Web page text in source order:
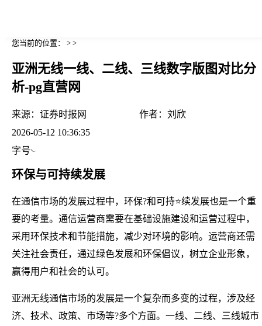
您当前的位置： > >
亚洲无线一线、二线、三线数字版图对比分
析-pg直营网
来源： 证券时报网 作者： 刘欣
2026-05-12 10:36:35
字号
环保与可持续发展
在通信市场的发展过程中，环保?和可持⭐续发展也是一个重
要的考量。通信运营商需要在基础设施建设和运营过程中，
采用环保技术和节能措施，减少对环境的影响。运营商还需
关注社会责任，通过绿色发展和环保倡议，树立企业形象，
赢得用户和社会的认可。
亚洲无线通信市场的发展是一个复杂而多变的过程，涉及经
济、技术、政策、市场等?多个方面。一线、二线、三线城市